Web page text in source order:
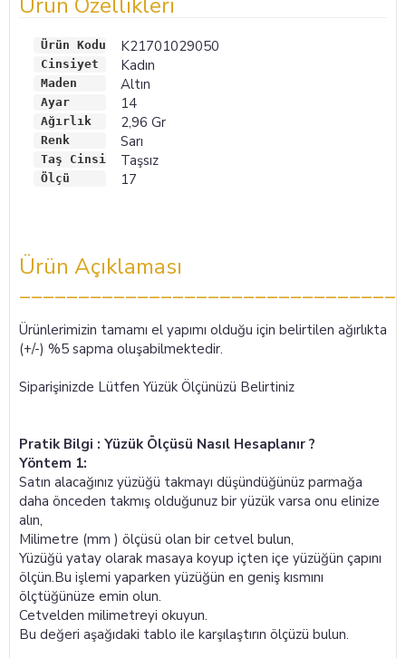
Ürün Kodu K21701029050
Cinsiyet Kadın
Maden Altın
Ayar 14
Ağırlık 2,96 Gr
Renk Sarı
Taş Cinsi Taşsız
Ölçü 17
Ürün Açıklaması
________________________________
Ürünlerimizin tamamı el yapımı olduğu için belirtilen ağırlıkta
(+/-) %5 sapma oluşabilmektedir.
Siparişinizde Lütfen Yüzük Ölçünüzü Belirtiniz
Pratik Bilgi : Yüzük Ölçüsü Nasıl Hesaplanır ?
Yöntem 1:
Satın alacağınız yüzüğü takmayı düşündüğünüz parmağa
daha önceden takmış olduğunuz bir yüzük varsa onu elinize
alın,
Milimetre (mm ) ölçüsü olan bir cetvel bulun,
Yüzüğü yatay olarak masaya koyup içten içe yüzüğün çapını
ölçün.Bu işlemi yaparken yüzüğün en geniş kısmını
ölçtüğünüze emin olun.
Cetvelden milimetreyi okuyun.
Bu değeri aşağıdaki tablo ile karşılaştırın ölçüzü bulun.